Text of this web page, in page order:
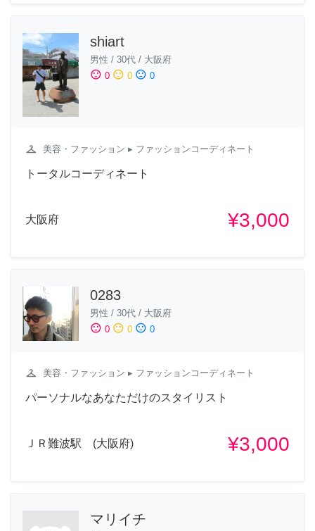
shiart
男性 / 30代 / 大阪府
sentiment_satisfied 0 sentiment_neutral 0 sentiment_dissatisfied 0
checkroom 美容・ファッション ▸ ファッションコーディネート
トータルコーディネート
大阪府 ¥3,000
0283
男性 / 30代 / 大阪府
sentiment_satisfied 0 sentiment_neutral 0 sentiment_dissatisfied 0
checkroom 美容・ファッション ▸ ファッションコーディネート
パーソナルなあなただけのスタイリスト
ＪＲ難波駅 (大阪府) ¥3,000
マリイチ